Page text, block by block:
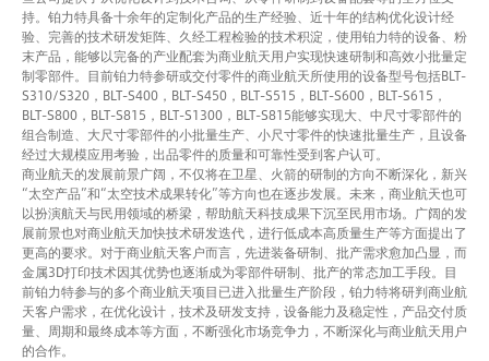
持。铂力特具备十余年的定制化产品的生产经验、近十年的结构优化设计经
验、完善的技术研发矩阵、久经工程检验的技术积淀，使用铂力特的设备、粉
末产品，能够以完备的产业配套为商业航天用户实现快速研制和高效小批量定
制零部件。目前铂力特参研或交付零件的商业航天所使用的设备型号包括BLT-
S310/S320，BLT-S400，BLT-S450，BLT-S515，BLT-S600，BLT-S615，
BLT-S800，BLT-S815，BLT-S1300，BLT-S815能够实现大、中尺寸零部件的
组合制造、大尺寸零部件的小批量生产、小尺寸零件的快速批量生产，且设备
经过大规模应用考验，出品零件的质量和可靠性受到客户认可。
商业航天的发展前景广阔，不仅将在卫星、火箭的研制的方向不断深化，新兴
“太空产品”和“太空技术成果转化”等方向也在逐步发展。未来，商业航天也可
以扮演航天与民用领域的桥梁，帮助航天科技成果下沉至民用市场。广阔的发
展前景也对商业航天加快技术研发迭代，进行低成本高质量生产等方面提出了
更高的要求。对于商业航天客户而言，先进装备研制、批产需求愈加凸显，而
金属3D打印技术因其优势也逐渐成为零部件研制、批产的常态加工手段。目
前铂力特参与的多个商业航天项目已进入批量生产阶段，铂力特将研判商业航
天客户需求，在优化设计，技术及研发支持，设备能力及稳定性，产品交付质
量、周期和最终成本等方面，不断强化市场竞争力，不断深化与商业航天用户
的合作。